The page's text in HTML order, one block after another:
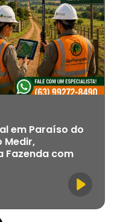
em Paraíso do
Medir,
Fazenda com